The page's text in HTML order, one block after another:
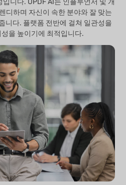
니다. UPDF AI는 인플루언서 및 개
디하며 자신이 속한 분야와 잘 맞는
니다. 플랫폼 전반에 걸쳐 일관성을
을 높이기에 최적입니다.